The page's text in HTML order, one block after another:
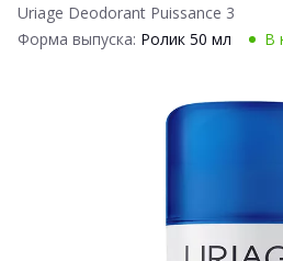
Uriage Deodorant Puissance 3
Форма выпуска: Ролик 50 мл В